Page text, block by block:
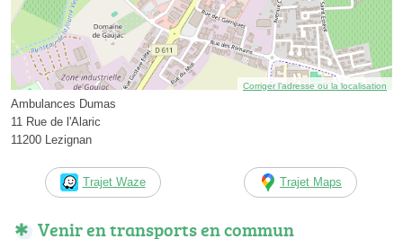
Corriger l’adresse ou la localisation
Ambulances Dumas
11 Rue de l'Alaric
11200 Lezignan
Trajet Waze Trajet Maps
Venir en transports en commun